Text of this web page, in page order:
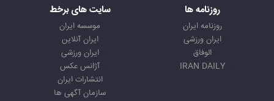
روزنامه ها
روزنامه ایران
ایران ورزشی
الوفاق
IRAN DAILY
سایت های برخط
موسسه ایران
ایران آنلاین
ایران ورزشی
آژانس عکس
انتشارات ایران
سازمان آگهی ها